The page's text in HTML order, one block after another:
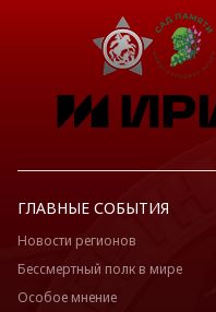
ГЛАВНЫЕ СОБЫТИЯ
Новости регионов
Бессмертный полк в мире
Особое мнение